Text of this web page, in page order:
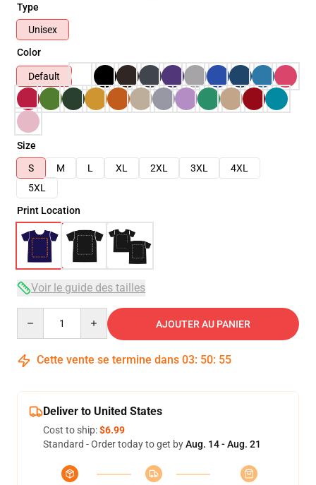
Type
Unisex
Color
Default
Size
S
M L XL 2XL 3XL
4XL
5XL
Print Location
Voir le guide des tailles
AJOUTER AU PANIER
Cette vente se termine dans 03: 50: 54
Deliver to United States
Cost to ship:$6.99
Standard - Order today to get byAug. 14 - Aug. 21